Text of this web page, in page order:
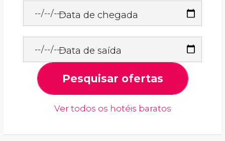
Data de chegada
Data de saída
Pesquisar ofertas
Ver todos os hotéis baratos